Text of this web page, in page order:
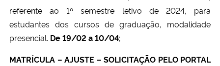
Secretaria de Governo
referente ao 1º semestre letivo de 2024, para
estudantes dos cursos de graduação, modalidade
presencial. De 19/02 a 10/04;
MATRÍCULA – AJUSTE – SOLICITAÇÃO PELO PORTAL